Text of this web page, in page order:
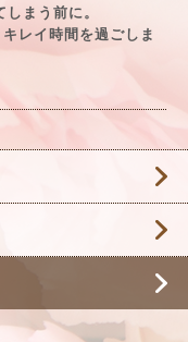
まう前に。
レイ時間を過ごしま